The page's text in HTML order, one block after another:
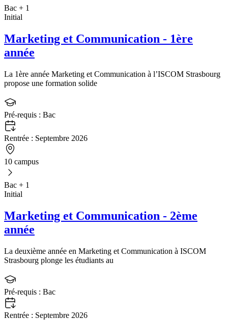
Bac + 1
Initial
Marketing et Communication - 1ère
année
La 1ère année Marketing et Communication à l’ISCOM Strasbourg
propose une formation solide
Pré-requis : Bac
Rentrée : Septembre 2026
10 campus
Bac + 1
Initial
Marketing et Communication - 2ème
année
La deuxième année en Marketing et Communication à ISCOM
Strasbourg plonge les étudiants au
Pré-requis : Bac
Rentrée : Septembre 2026